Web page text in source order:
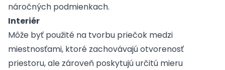
náročných podmienkach.
Interiér
Môže byť použité na tvorbu priečok medzi
miestnosťami, ktoré zachovávajú otvorenosť
priestoru, ale zároveň poskytujú určitú mieru